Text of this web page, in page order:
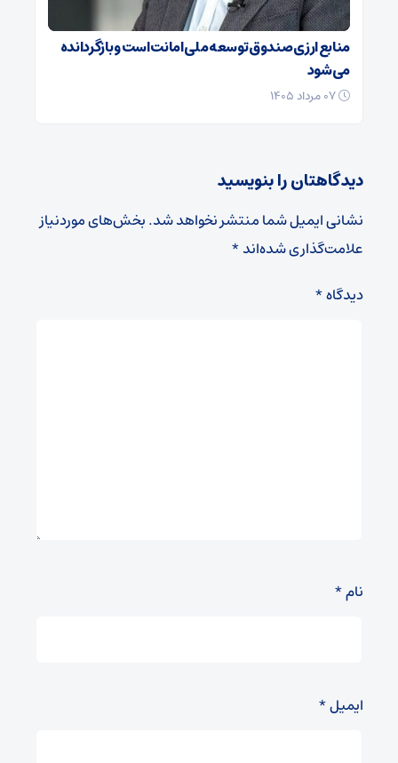
منابع ارزی صندوق توسعه ملی امانت است و بازگردانده
می‌شود
دیدگاهتان را بنویسید
نشانی ایمیل شما منتشر نخواهد شد.بخش‌های موردنیاز
علامت‌گذاری شده‌اند*
دیدگاه*
نام*
ایمیل*